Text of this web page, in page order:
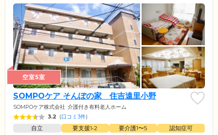
空室5室
SOMPOケア そんぽの家 住吉遠里小野
SOMPOケア株式会社 介護付き有料老人ホーム
3.2 (口コミ3件)
自立 要支援1•2 要介護1〜5
認知症可